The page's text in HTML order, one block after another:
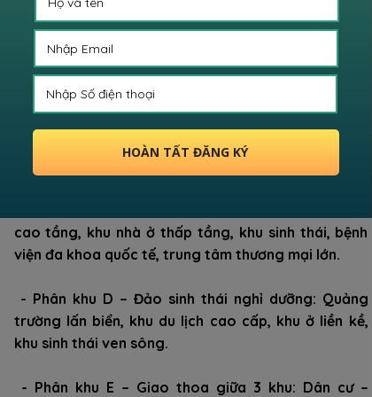
thái, khách sạn mini, Tổ hợp khách sạn cao tầng,
Khu vui chơi giải trí, Sân golf ven rừng sinh thái.
- Phân khu B – Du lịch & Sức khỏe bao gồm: Sân vận
động, khu thương mại dịch vụ, bệnh viện, khu ở liền
cao tầng, khu nhà ở thấp tầng, khu sinh thái, bệnh
viện đa khoa quốc tế, trung tâm thương mại lớn.
- Phân khu D – Đảo sinh thái nghỉ dưỡng: Quảng
trường lấn biển, khu du lịch cao cấp, khu ở liền kề,
khu sinh thái ven sông.
- Phân khu E – Giao thoa giữa 3 khu: Dân cư –
HOÀN TẤT ĐĂNG KÝ